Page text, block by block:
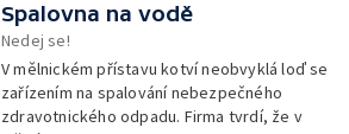
Spalovna na vodě
Nedej se!
V mělnickém přístavu kotví neobvyklá loď se
zařízením na spalování nebezpečného
zdravotnického odpadu. Firma tvrdí, že v